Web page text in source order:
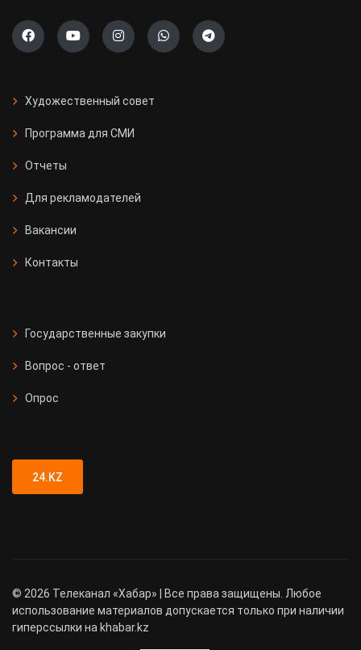
Художественный совет
Программа для СМИ
Отчеты
Для рекламодателей
Вакансии
Контакты
Государственные закупки
Вопрос - ответ
Опрос
24.KZ
© 2026 Телеканал «Хабар» | Все права защищены. Любое
использование материалов допускается только при наличии
гиперссылки на khabar.kz